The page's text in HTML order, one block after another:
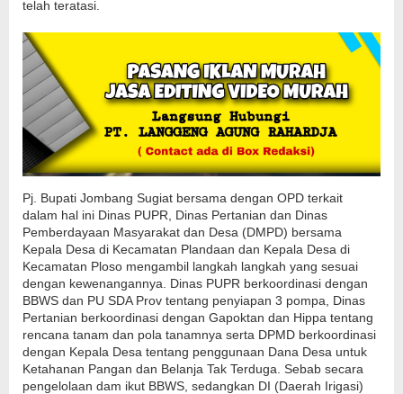
telah teratasi.
Pj. Bupati Jombang Sugiat bersama dengan OPD terkait
dalam hal ini Dinas PUPR, Dinas Pertanian dan Dinas
Pemberdayaan Masyarakat dan Desa (DMPD) bersama
Kepala Desa di Kecamatan Plandaan dan Kepala Desa di
Kecamatan Ploso mengambil langkah langkah yang sesuai
dengan kewenangannya. Dinas PUPR berkoordinasi dengan
BBWS dan PU SDA Prov tentang penyiapan 3 pompa, Dinas
Pertanian berkoordinasi dengan Gapoktan dan Hippa tentang
rencana tanam dan pola tanamnya serta DPMD berkoordinasi
dengan Kepala Desa tentang penggunaan Dana Desa untuk
Ketahanan Pangan dan Belanja Tak Terduga. Sebab secara
pengelolaan dam ikut BBWS, sedangkan DI (Daerah Irigasi)